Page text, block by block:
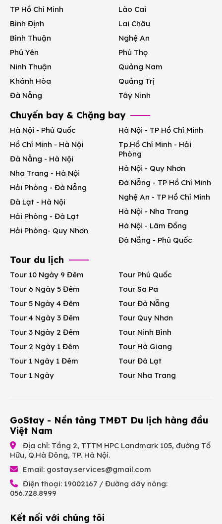
TP Hồ Chí Minh
Bình Định
Bình Thuận
Phú Yên
Ninh Thuận
Khánh Hòa
Đà Nẵng
Lào Cai
Lai Châu
Nghệ An
Phú Thọ
Quảng Nam
Quảng Trị
Tây Ninh
Chuyến bay & Chặng bay
Hà Nội - Phú Quốc
Hồ Chí Minh - Hà Nội
Đà Nẵng - Hà Nội
Nha Trang - Hà Nội
Hải Phòng - Đà Nẵng
Đà Lạt - Hà Nội
Hải Phòng - Đà Lạt
Hải Phòng- Quy Nhơn
Hà Nội - TP Hồ Chí Minh
Tp.Hồ Chí Minh - Hải
Phòng
Hà Nội - Quy Nhơn
Đà Nẵng - TP Hồ Chí Minh
Nghệ An - TP Hồ Chí Minh
Hà Nội - Nha Trang
Hà Nội - Lâm Đồng
Đà Nẵng - Phú Quốc
Tour du lịch
Tour 10 Ngày 9 Đêm
Tour 6 Ngày 5 Đêm
Tour 5 Ngày 4 Đêm
Tour 4 Ngày 3 Đêm
Tour 3 Ngày 2 Đêm
Tour 2 Ngày 1 Đêm
Tour 1 Ngày 1 Đêm
Tour 1 Ngày
Tour Phú Quốc
Tour Sa Pa
Tour Đà Nẵng
Tour Quy Nhơn
Tour Ninh Bình
Tour Hà Giang
Tour Đà Lạt
Tour Nha Trang
GoStay - Nền tảng TMĐT Du lịch hàng đầu
Việt Nam
Địa chỉ: Tầng 2, TTTM HPC Landmark 105, đường Tố
Hữu, Q.Hà Đông, TP. Hà Nội.
Email: gostay.services@gmail.com
Điện thoại: 19002167 / Đường dây nóng:
056.728.8999
Kết nối với chúng tôi